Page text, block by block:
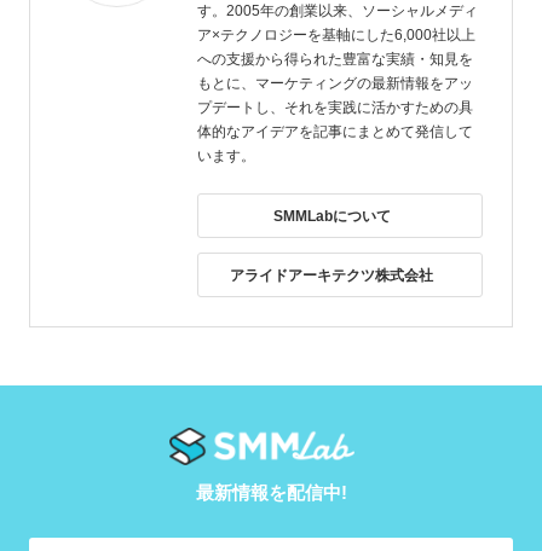
す。2005年の創業以来、ソーシャルメディ
ア×テクノロジーを基軸にした6,000社以上
への支援から得られた豊富な実績・知見を
もとに、マーケティングの最新情報をアッ
プデートし、それを実践に活かすための具
体的なアイデアを記事にまとめて発信して
います。
SMMLabについて
アライドアーキテクツ株式会社
最新情報を配信中!